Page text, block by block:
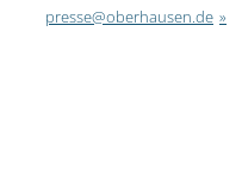
presse@oberhausen.de